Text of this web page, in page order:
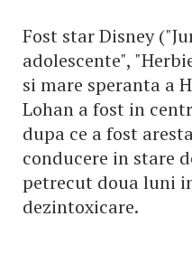
Fost star Disney
adolescente",
si mare speranta a
Lohan a fost in
dupa ce a fost
conducere in stare
petrecut doua luni
dezintoxicare.